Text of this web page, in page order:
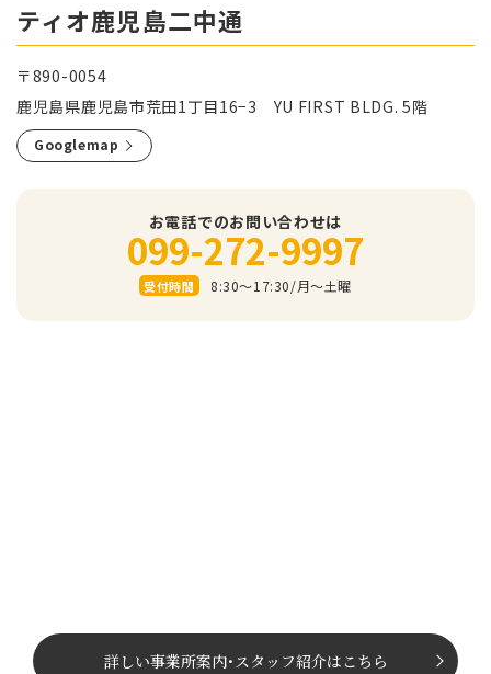
ティオ鹿児島二中通
〒890-0054
鹿児島県鹿児島市荒田1丁目16−3 YU FIRST BLDG. 5階
Googlemap
お電話でのお問い合わせは
099-272-9997
受付時間 8:30～17:30/⽉〜⼟曜
詳しい事業所案内･スタッフ紹介はこちら